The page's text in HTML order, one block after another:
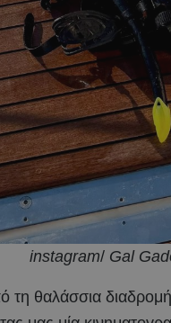
instagram/ Gal
τη θαλάσσια